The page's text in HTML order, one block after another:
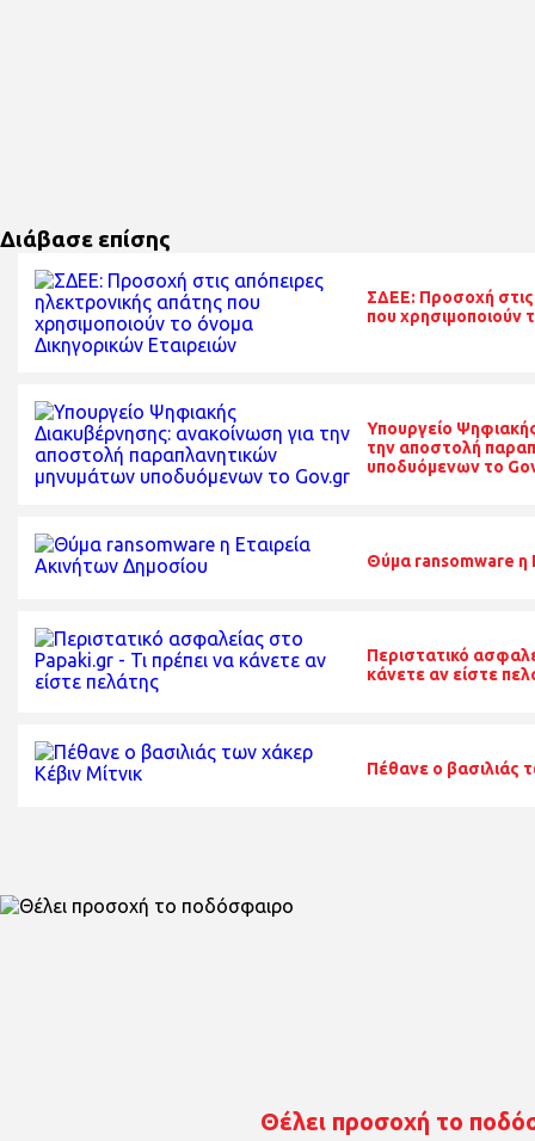
Διάβασε επίσης
ΣΔΕΕ: Προσοχή στις
που χρησιμοποιούν
Υπουργείο
την αποστολή
υποδυόμενων το
Θύμα ransomware η
Περιστατικό
κάνετε αν είστε
Πέθανε ο βασιλιάς
Θέλει προσοχή το